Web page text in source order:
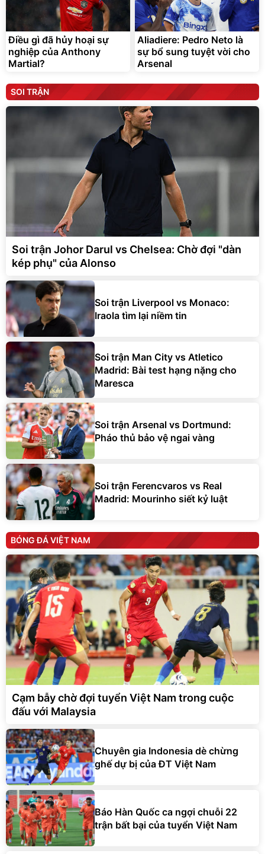
Điều gì đã hủy hoại sự
nghiệp của Anthony
Martial?
Aliadiere: Pedro Neto là
sự bổ sung tuyệt vời cho
Arsenal
SOI TRẬN
Soi trận Johor Darul vs Chelsea: Chờ đợi "dàn
kép phụ" của Alonso
Soi trận Liverpool vs Monaco:
Iraola tìm lại niềm tin
Soi trận Man City vs Atletico
Madrid: Bài test hạng nặng cho
Maresca
Soi trận Arsenal vs Dortmund:
Pháo thủ bảo vệ ngai vàng
Soi trận Ferencvaros vs Real
Madrid: Mourinho siết kỷ luật
BÓNG ĐÁ VIỆT NAM
Cạm bẫy chờ đợi tuyển Việt Nam trong cuộc
đấu với Malaysia
Chuyên gia Indonesia dè chừng
ghế dự bị của ĐT Việt Nam
Báo Hàn Quốc ca ngợi chuỗi 22
trận bất bại của tuyển Việt Nam